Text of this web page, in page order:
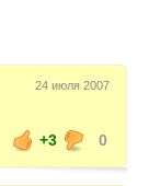
24 июля 2007
+3
0